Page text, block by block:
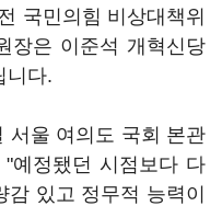
국민의힘 비상대책위
장은 이준석 개혁신당
니다.
서울 여의도 국회 본관
예정됐던 시점보다 다
있고 정무적 능력이